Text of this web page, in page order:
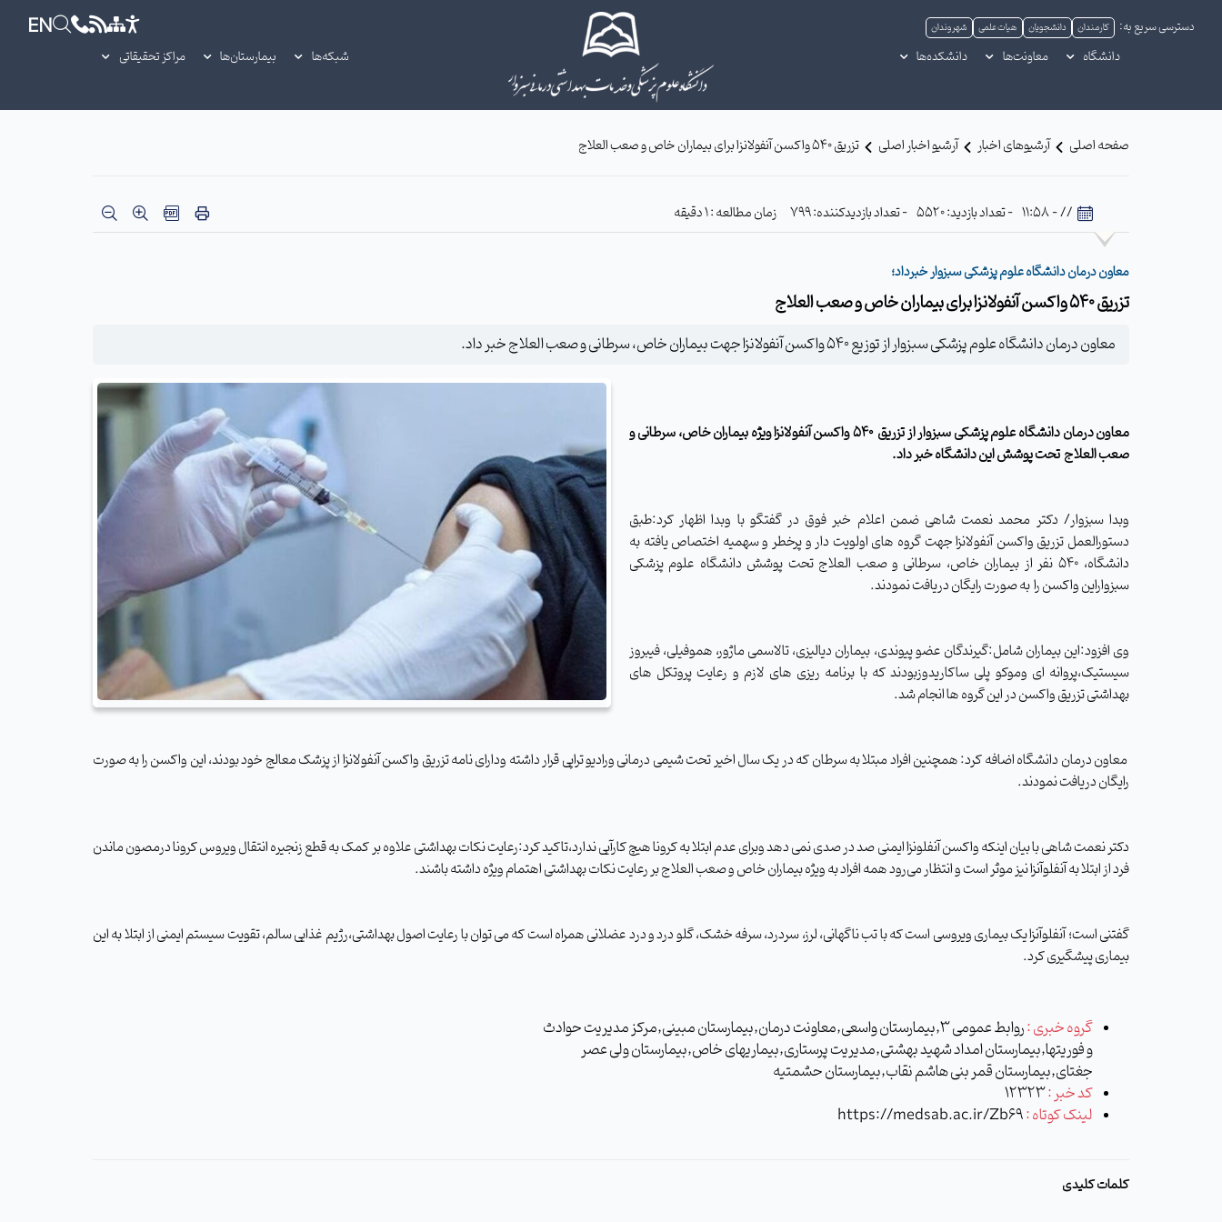
دسترسی سریع به: کارمندان دانشجویان هیات علمی شهروندان EN
دانشگاه معاونت‌ها دانشکده‌ها شبکه‌ها بیمارستان‌ها مراکز تحقیقاتی
صفحه اصلی آرشیوهای اخبار آرشیو اخبار اصلی تزریق 540 واکسن آنفولانزا برای بیماران خاص و صعب العلاج
// - 11:58 - تعداد بازدید: 5520 - تعداد بازدیدکننده: 799 زمان مطالعه : 1 دقیقه
معاون درمان دانشگاه علوم پزشکی سبزوار خبرداد؛
تزریق 540 واکسن آنفولانزا برای بیماران خاص و صعب العلاج
معاون درمان دانشگاه علوم پزشکی سبزوار از توزیع 540 واکسن آنفولانزا جهت بیماران خاص، سرطانی و صعب العلاج خبر داد.
معاون درمان دانشگاه علوم پزشکی سبزوار از تزریق
540 واکسن آنفولانزا ویژه بیماران خاص، سرطانی و
صعب العلاج تحت پوشش این دانشگاه خبر داد.
وبدا سبزوار/ دکتر محمد نعمت شاهی ضمن اعلام خبر فوق در گفتگو با وبدا اظهار کرد:طبق
دستورالعمل تزریق واکسن آنفولانزا جهت گروه های اولویت دار و پرخطر و سهمیه اختصاص یافته به
دانشگاه، 540 نفر از بیماران خاص، سرطانی و صعب العلاج تحت پوشش دانشگاه علوم پزشکی
سبزواراین واکسن رابه صورت رایگان دریافت نمودند.
وی افزود:این بیماران شامل:گیرندگان عضو پیوندی، بیماران دیالیزی، تالاسمی ماژور، هموفیلی، فیبروز
سیستیک،پروانه ای وموکو پلی ساکاریدوزبودند که با برنامه ریزی های لازم و رعایت پروتکل های
بهداشتی تزریق واکسن در این گروه ها انجام شد.
معاون درمان دانشگاه اضافه کرد: همچنین افراد مبتلا به سرطان که در یک سال اخیر تحت شیمی درمانی ورادیو تراپی قرار داشته ودارای نامه تزریق واکسن آنفولانزا از پزشک معالج خود بودند، این واکسن را به صورت
رایگان دریافت نمودند.
دکتر نعمت شاهی با بیان اینکه واکسن آنفلونزا ایمنی صد در صدی نمی دهد وبرای عدم ابتلا به کرونا هیچ کارآیی ندارد،تاکید کرد:رعایت نکات بهداشتی علاوه بر کمک به قطع زنجیره انتقال ویروس کرونا درمصون ماندن
فرد از ابتلا به آنفلوآنزا نیز موثر است و انتظار می‌رود همه افراد به ویژه بیماران خاص و صعب العلاج بر رعایت نکات بهداشتی اهتمام ویژه داشته باشند.
گفتنی است؛ آنفلوآنزا یک بیماری ویروسی است که با تب ناگهانی، لرز، سردرد، سرفه خشک، گلو درد و درد عضلانی همراه است که می توان با رعایت اصول بهداشتی،رژیم غذایی سالم، تقویت سیستم ایمنی از ابتلا به این
بیماری پیشگیری کرد.
گروه خبری :
روابط عمومی 3,بیمارستان واسعی,معاونت درمان,بیمارستان مبینی,مرکز مدیریت حوادث
و فوریتها,بیمارستان امداد شهید بهشتی,مدیریت پرستاری,بیماریهای خاص,بیمارستان ولی عصر
جغتای,بیمارستان قمر بنی هاشم نقاب,بیمارستان حشمتیه
کد خبر :12323
لینک کوتاه : https://medsab.ac.ir/Zb69
کلمات کلیدی